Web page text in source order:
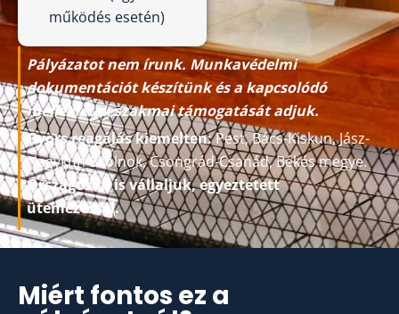
működés esetén)
Pályázatot nem írunk. Munkavédelmi
dokumentációt készítünk és a kapcsolódó
mellékletek szakmai támogatását adjuk.
Gyors reagálás kiemelten:Pest, Bács-Kiskun, Jász-
Nagykun-Szolnok, Csongrád-Csanád, Békés megye.
Országosan is vállaljuk, egyeztetett
ütemezéssel.
Miért fontos ez a